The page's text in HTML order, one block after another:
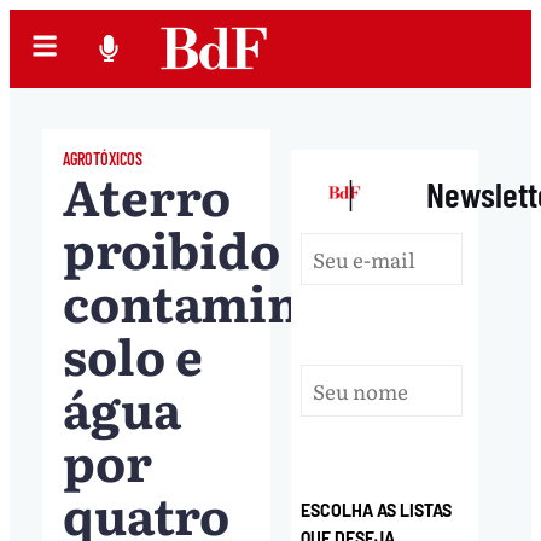
AGROTÓXICOS
Aterro
proibido
contaminou
solo e
água
por
quatro
|
ESCOLHA AS LISTAS